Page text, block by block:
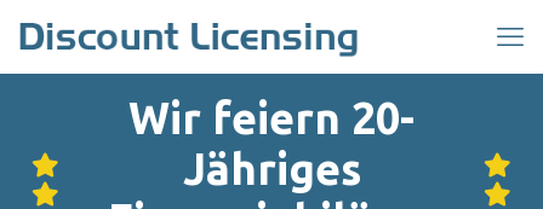
Wir feiern 20-
Jähriges